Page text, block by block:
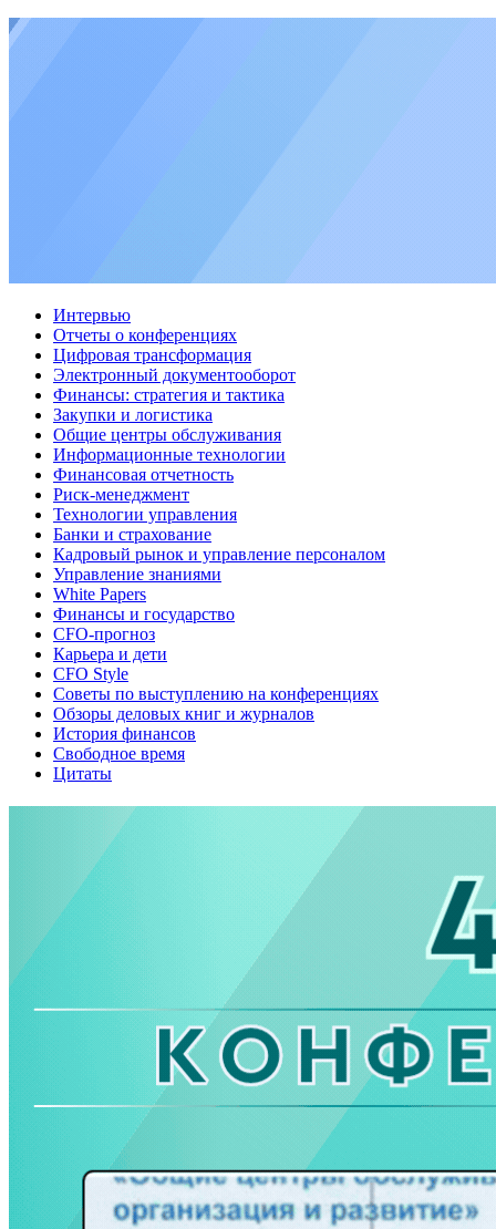
Интервью
Отчеты о конференциях
Цифровая трансформация
Электронный документооборот
Финансы: стратегия и тактика
Закупки и логистика
Общие центры обслуживания
Информационные технологии
Финансовая отчетность
Риск-менеджмент
Технологии управления
Банки и страхование
Кадровый рынок и управление персоналом
Управление знаниями
White Papers
Финансы и государство
CFO-прогноз
Карьера и дети
CFO Style
Советы по выступлению на конференциях
Обзоры деловых книг и журналов
История финансов
Свободное время
Цитаты